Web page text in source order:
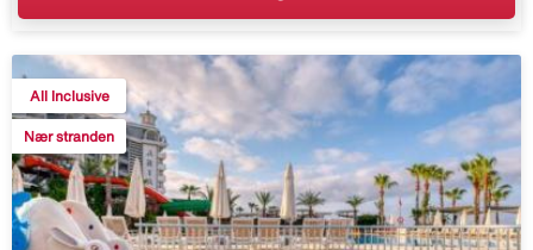
All Inclusive
Nær stranden